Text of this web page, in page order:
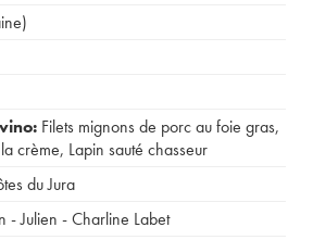
Filets mignons de porc au foie gras,
crème, Lapin sauté chasseur
du Jura
- Julien - Charline Labet